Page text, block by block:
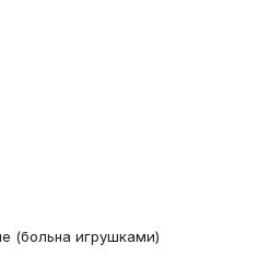
(больна игрушками)